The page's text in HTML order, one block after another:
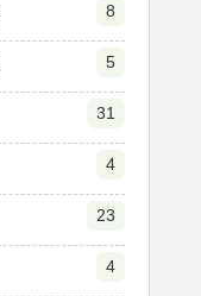
8
5
31
4
23
4